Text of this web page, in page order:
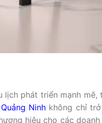
lịch phát triển mạnh
Ninhkhông chỉ trở
hiệu cho các